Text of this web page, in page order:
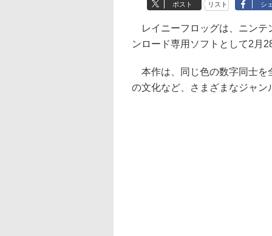
ポスト リスト シ
レイニーフロッグは、ニンテ
ンロード専用ソフトとして2月
本作は、同じ色の数字同士を
の文化など、さまざまなジャ